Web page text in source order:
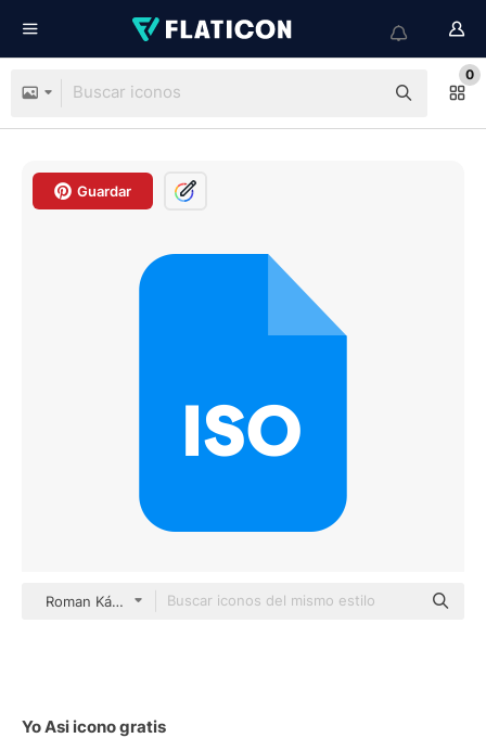
0
Guardar
Roman Káčerek Flat
Yo Asi icono gratis